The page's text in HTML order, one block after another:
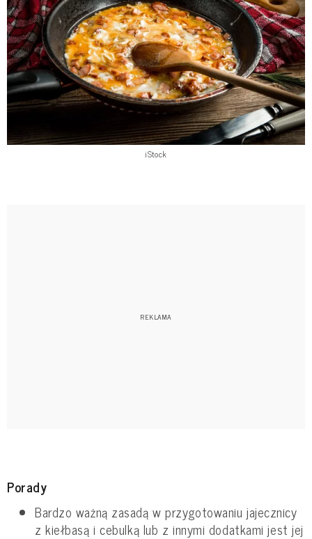
iStock
Porady
Bardzo ważną zasadą w przygotowaniu jajecznicy
z kiełbasą i cebulką lub z innymi dodatkami jest jej